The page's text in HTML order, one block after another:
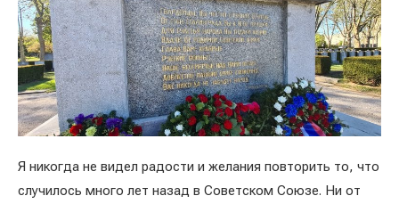
Я никогда не видел радости и желания повторить то, что
случилось много лет назад в Советском Союзе. Ни от